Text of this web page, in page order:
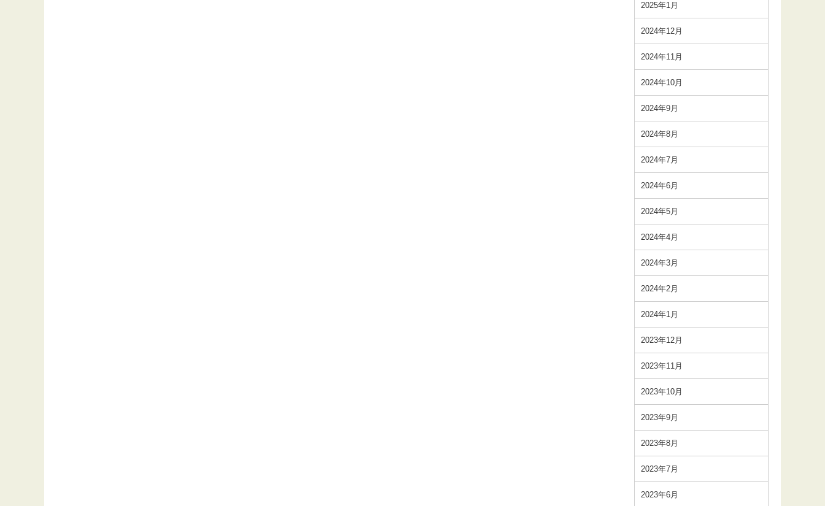
2025年1月
2024年12月
2024年11月
2024年10月
2024年9月
2024年8月
2024年7月
2024年6月
2024年5月
2024年4月
2024年3月
2024年2月
2024年1月
2023年12月
2023年11月
2023年10月
2023年9月
2023年8月
2023年7月
2023年6月